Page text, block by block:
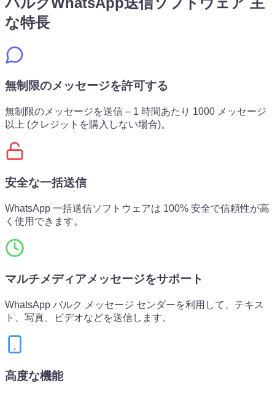
な特長
無制限のメッセージを許可する
無制限のメッセージを送信 – 1 時間あたり 1000 メッセージ
以上 (クレジットを購入しない場合)。
安全な一括送信
WhatsApp 一括送信ソフトウェアは 100% 安全で信頼性が高
く使用できます。
マルチメディアメッセージをサポート
WhatsApp バルク メッセージ センダーを利用して、テキス
ト、写真、ビデオなどを送信します。
高度な機能